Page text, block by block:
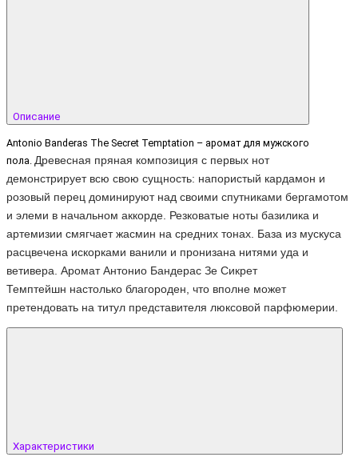
Описание
Antonio Banderas The Secret Temptation – аромат для мужского
пола. Древесная пряная композиция с первых нот
демонстрирует всю свою сущность: напористый кардамон и
розовый перец доминируют над своими спутниками бергамотом
и элеми в начальном аккорде. Резковатые ноты базилика и
артемизии смягчает жасмин на средних тонах. База из мускуса
расцвечена искорками ванили и пронизана нитями уда и
ветивера. АроматАнтонио Бандерас Зе Сикрет
Темптейшн настолько благороден, что вполне может
претендовать на титул представителя люксовой парфюмерии.
Характеристики